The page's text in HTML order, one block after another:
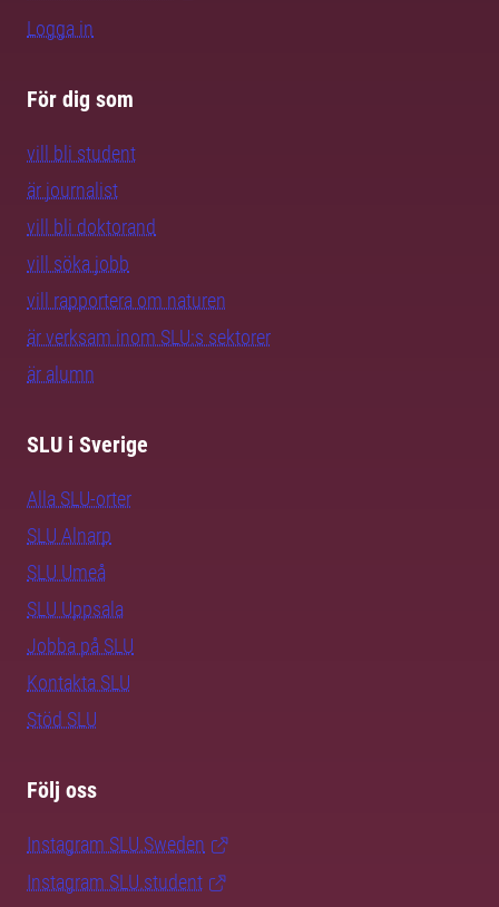
Logga in
För dig som
vill bli student
är journalist
vill bli doktorand
vill söka jobb
vill rapportera om naturen
är verksam inom SLU:s sektorer
är alumn
SLU i Sverige
Alla SLU-orter
SLU Alnarp
SLU Umeå
SLU Uppsala
Jobba på SLU
Kontakta SLU
Stöd SLU
Följ oss
Instagram SLU.Sweden
Instagram SLU.student